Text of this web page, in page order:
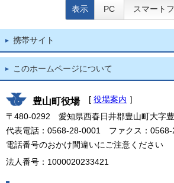
表示 PC スマート
携帯サイト
このホームページについて
豊山町役場 [ 役場案内 ］
〒480-0292 愛知県西春日井郡豊山町大字
代表電話：0568-28-0001 ファクス：0568-
電話番号のおかけ間違いにご注意ください
法人番号：1000020233421